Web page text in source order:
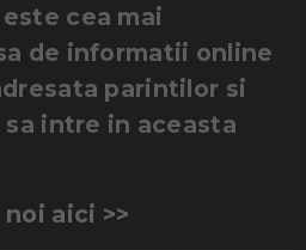
cea mai
de informatii online
parintilor si
intre in aceasta
aici >>